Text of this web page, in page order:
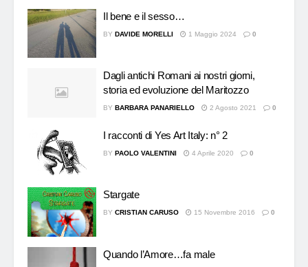
Il bene e il sesso…
BY DAVIDE MORELLI 1 Maggio 2024 0
Dagli antichi Romani ai nostri giorni,
storia ed evoluzione del Maritozzo
BY BARBARA PANARIELLO 2 Agosto 2021 0
I racconti di Yes Art Italy: n° 2
BY PAOLO VALENTINI 4 Aprile 2020 0
Stargate
BY CRISTIAN CARUSO 15 Novembre 2016 0
Quando l’Amore…fa male